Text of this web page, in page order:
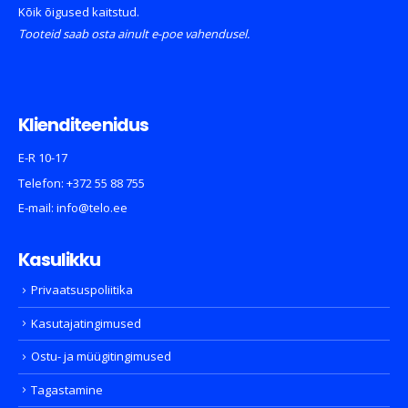
Kõik õigused kaitstud.
Tooteid saab osta ainult e-poe vahendusel.
Klienditeenidus
E-R 10-17
Telefon: +372 55 88 755
E-mail: info@telo.ee
Kasulikku
Privaatsuspoliitika
Kasutajatingimused
Ostu- ja müügitingimused
Tagastamine